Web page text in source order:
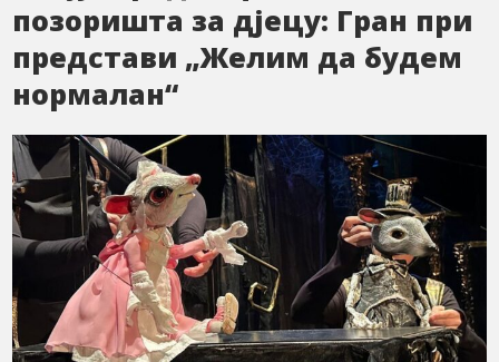
позоришта за дјецу: Гран при
представи „Желим да будем
нормалан“